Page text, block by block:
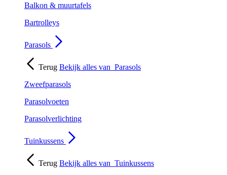
Balkon & muurtafels
Bartrolleys
Parasols
Terug Bekijk alles van Parasols
Zweefparasols
Parasolvoeten
Parasolverlichting
Tuinkussens
Terug Bekijk alles van Tuinkussens